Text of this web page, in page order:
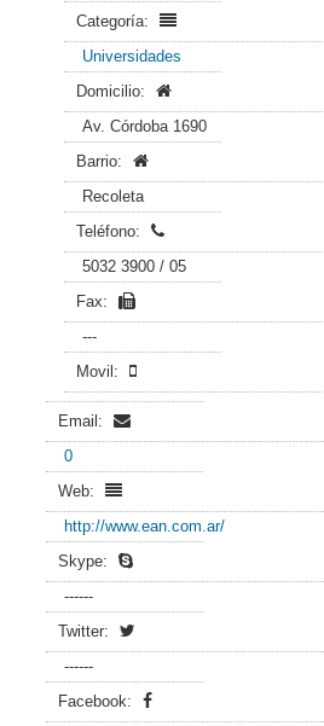
Categoría:
Universidades
Domicilio:
Av. Córdoba 1690
Barrio:
Recoleta
Teléfono:
5032 3900 / 05
Fax:
---
Movil:
Email:
0
Web:
http://www.ean.com.ar/
Skype:
------
Twitter:
------
Facebook: